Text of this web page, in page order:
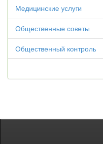
Медицинские услуги
Общественные советы
Общественный контроль